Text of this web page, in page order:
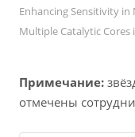
Enhancing Sensitivity
Multiple Catalytic Cores
Примечание:
отмечены